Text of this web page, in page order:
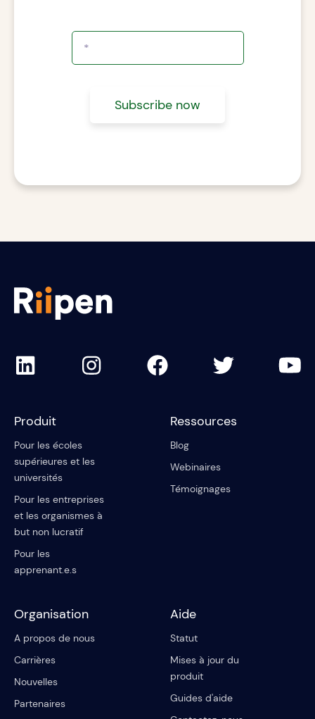
Produit
Pour les écoles
supérieures et les
universités
Pour les entreprises
et les organismes à
but non lucratif
Pour les
apprenant.e.s
Ressources
Blog
Webinaires
Témoignages
Organisation
A propos de nous
Carrières
Nouvelles
Partenaires
Aide
Statut
Mises à jour du
produit
Guides d'aide